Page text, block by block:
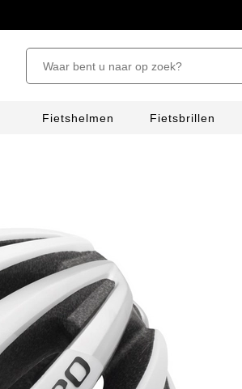
Fietshelmen Fietsbrillen